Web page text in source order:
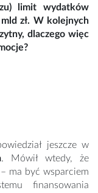
limit wydatków
zł. W kolejnych
dlaczego więc
jeszcze w
. Mówił wtedy, że
ma być wsparciem
finansowania